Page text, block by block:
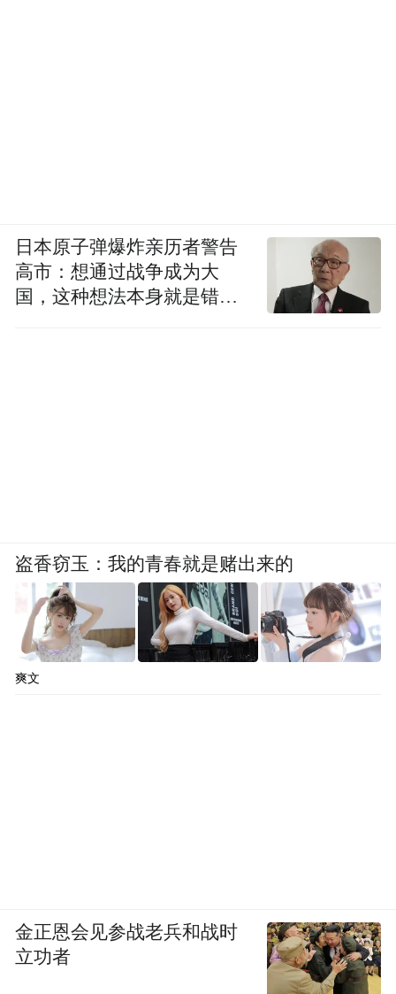
日本原子弹爆炸亲历者警告
高市：想通过战争成为大
国，这种想法本身就是错误
盗香窃玉：我的青春就是赌出来的
爽文
金正恩会见参战老兵和战时
立功者